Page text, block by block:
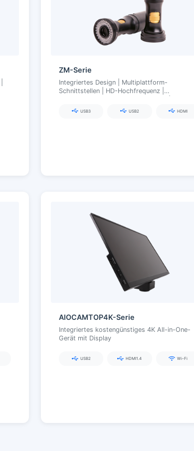
ZM-Serie
Integriertes Design | Multiplattform-
Schnittstellen | HD-Hochfrequenz |
Drahtlose intelligente Beleuchtung
USB3 USB2 HDMI
AIOCAMTOP4K-Serie
Integriertes kostengünstiges 4K All-in-One-
Gerät mit Display
USB2 HDMI1.4 Wi-Fi